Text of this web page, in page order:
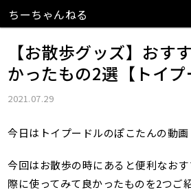
ちーちゃんねる
【お散歩グッズ】おす
かったもの2選【トイプ
2021.07.29
今日はトイプードルのぽこたんの動画
今回はお散歩の時にあると便利なお
際に使ってみて良かったものを2つご